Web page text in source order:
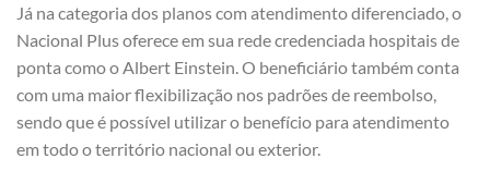
Já na categoria dos planos com atendimento diferenciado, o
Nacional Plus oferece em sua rede credenciada hospitais de
ponta como o Albert Einstein. O beneficiário também conta
com uma maior flexibilização nos padrões de reembolso,
sendo que é possível utilizar o benefício para atendimento
em todo o território nacional ou exterior.